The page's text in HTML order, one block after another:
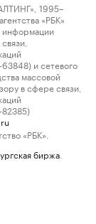
1995–
«РБК»
информации
и сетевого
массовой
в сфере связи,
«РБК».
биржа